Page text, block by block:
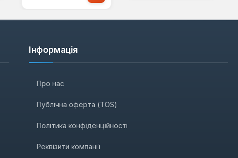
Інформація
Про нас
Публічна оферта (TOS)
Політика конфіденційності
Реквізити компанії